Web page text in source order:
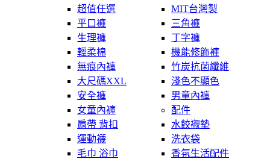
超值任選
MIT台灣製
平口褲
三角褲
生理褲
丁字褲
輕柔棉
機能修飾褲
無痕內褲
竹炭抗菌纖維
大尺碼XXL
淺色不顯色
安全褲
男童內褲
女童內褲
配件
肩帶 背扣
水餃襯墊
運動襪
洗衣袋
毛巾 浴巾
香氛生活配件